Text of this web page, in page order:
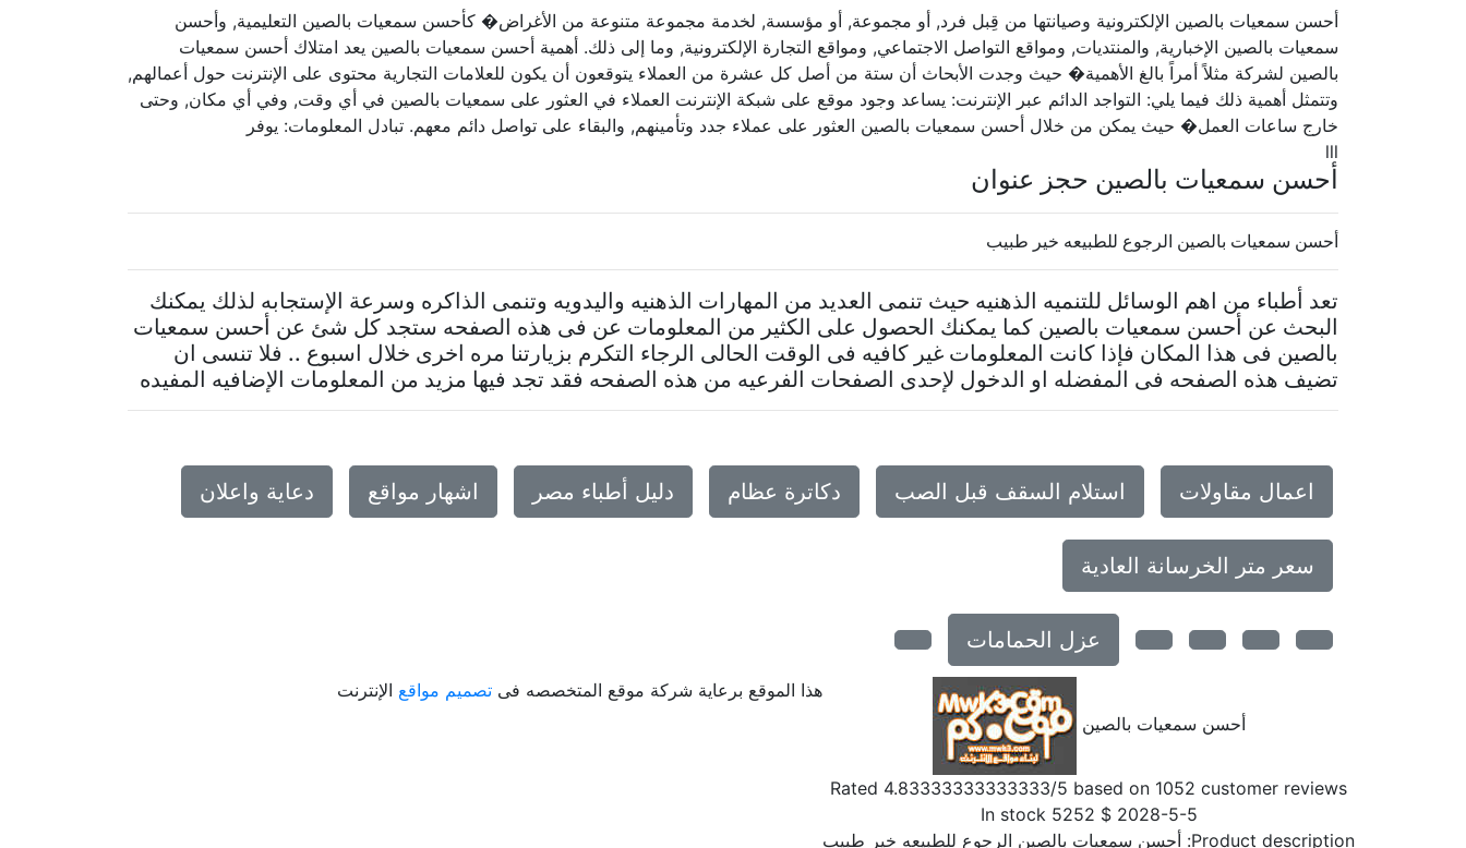
أحسن سمعيات بالصين الإلكترونية وصيانتها من قِبل فرد, أو مجموعة, أو مؤسسة, لخدمة مجموعة متنوعة من الأغراض� كأحسن سمعيات بالصين التعليمية, وأحسن
سمعيات بالصين الإخبارية, والمنتديات, ومواقع التواصل الاجتماعي, ومواقع التجارة الإلكترونية, وما إلى ذلك. أهمية أحسن سمعيات بالصين يعد امتلاك أحسن سمعيات
بالصين لشركة مثلاً أمراً بالغ الأهمية� حيث وجدت الأبحاث أن ستة من أصل كل عشرة من العملاء يتوقعون أن يكون للعلامات التجارية محتوى على الإنترنت حول أعمالهم,
وتتمثل أهمية ذلك فيما يلي: التواجد الدائم عبر الإنترنت: يساعد وجود موقع على شبكة الإنترنت العملاء في العثور على سمعيات بالصين في أي وقت, وفي أي مكان, وحتى
خارج ساعات العمل� حيث يمكن من خلال أحسن سمعيات بالصين العثور على عملاء جدد وتأمينهم, والبقاء على تواصل دائم معهم. تبادل المعلومات: يوفر
lll
أحسن سمعيات بالصين حجز عنوان
أحسن سمعيات بالصين الرجوع للطبيعه خير طبيب
تعد أطباء من اهم الوسائل للتنميه الذهنيه حيث تنمى العديد من المهارات الذهنيه واليدويه وتنمى الذاكره وسرعة الإستجابه لذلك يمكنك
البحث عن أحسن سمعيات بالصين كما يمكنك الحصول على الكثير من المعلومات عن فى هذه الصفحه ستجد كل شئ عن أحسن سمعيات
بالصين فى هذا المكان فإذا كانت المعلومات غير كافيه فى الوقت الحالى الرجاء التكرم بزيارتنا مره اخرى خلال اسبوع .. فلا تنسى ان
تضيف هذه الصفحه فى المفضله او الدخول لإحدى الصفحات الفرعيه من هذه الصفحه فقد تجد فيها مزيد من المعلومات الإضافيه المفيده
اعمال مقاولات استلام السقف قبل الصب دكاترة عظام دليل أطباء مصر اشهار مواقع دعاية واعلان
سعر متر الخرسانة العادية
عزل الحمامات
أحسن سمعيات بالصين
Rated 4.83333333333333/5 based on 1052 customer reviews
2028-5-5
$
5252
In stock
Product description: أحسن سمعيات بالصين الرجوع للطبيعه خير طبيب
هذا الموقع برعاية شركة موقع المتخصصه فى تصميم مواقع الإنترنت